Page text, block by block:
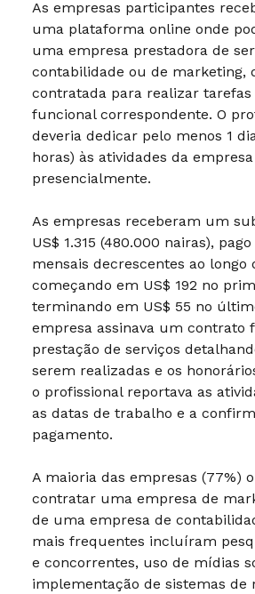
As empresas participantes
uma plataforma online onde
uma empresa prestadora de
contabilidade ou de marketing,
contratada para realizar tarefas
funcional correspondente. O
deveria dedicar pelo menos 1
horas) às atividades da
presencialmente.
As empresas receberam um
US$ 1.315 (480.000 nairas),
mensais decrescentes ao longo
começando em US$ 192 no
terminando em US$ 55 no
empresa assinava um contrato
prestação de serviços
serem realizadas e os
o profissional reportava as
as datas de trabalho e a
pagamento.
A maioria das empresas (77%)
contratar uma empresa de
de uma empresa de
mais frequentes incluíram
e concorrentes, uso de mídias
implementação de sistemas de